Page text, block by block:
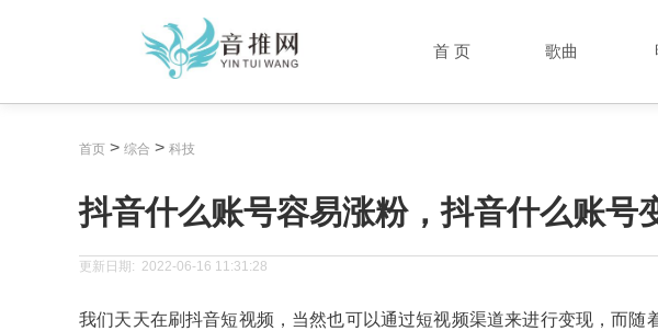
首 页 歌曲
首页 > 综合 > 科技
抖音什么账号容易涨粉，抖音什么账号
更新日期: 2022-06-16 11:31:28
我们天天在刷抖音短视频，当然也可以通过短视频渠道来进行变现，而随